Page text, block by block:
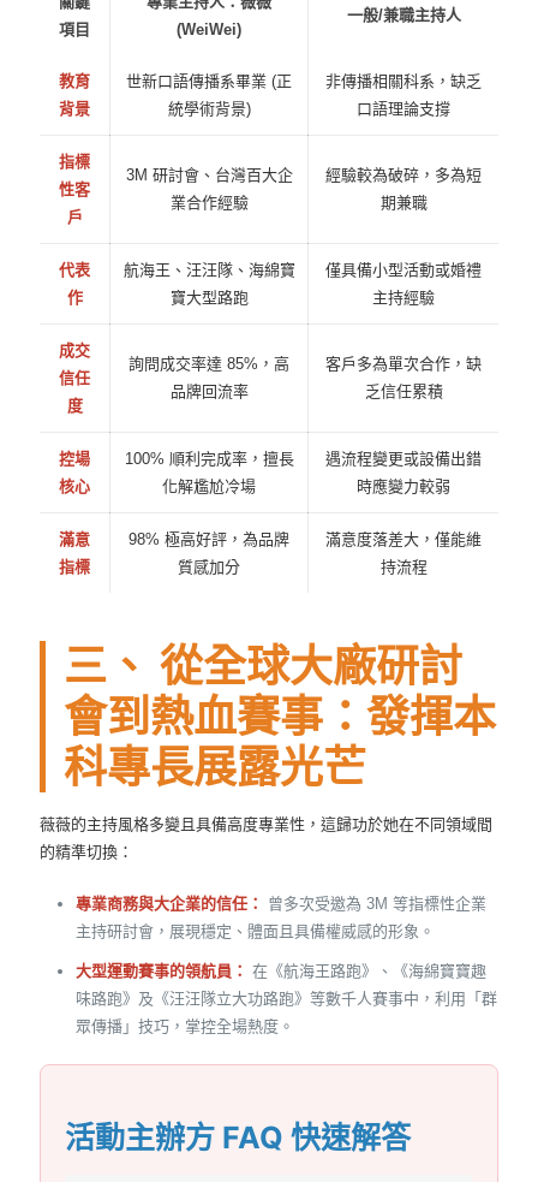
項目
(WeiWei)
一般/兼職主持人
教育
背景
世新口語傳播系畢業 (正
統學術背景)
非傳播相關科系，缺乏
口語理論支撐
指標
性客
戶
3M 研討會、台灣百大企
業合作經驗
經驗較為破碎，多為短
期兼職
代表
作
航海王、汪汪隊、海綿寶
寶大型路跑
僅具備小型活動或婚禮
主持經驗
成交
信任
度
詢問成交率達 85%，高
品牌回流率
客戶多為單次合作，缺
乏信任累積
控場
核心
100% 順利完成率，擅長
化解尷尬冷場
遇流程變更或設備出錯
時應變力較弱
滿意
指標
98% 極高好評，為品牌
質感加分
滿意度落差大，僅能維
持流程
三、 從全球大廠研討
會到熱血賽事：發揮本
科專長展露光芒
薇薇的主持風格多變且具備高度專業性，這歸功於她在不同領域間
的精準切換：
專業商務與大企業的信任：
曾多次受邀為 3M 等指標性企業
主持研討會，展現穩定、體面且具備權威感的形象。
大型運動賽事的領航員： 在《航海王路跑》、《海綿寶寶趣
味路跑》及《汪汪隊立大功路跑》等數千人賽事中，利用「群
眾傳播」技巧，掌控全場熱度。
活動主辦方 FAQ 快速解答